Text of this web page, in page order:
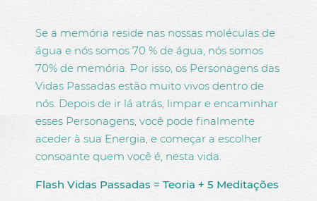
CONTACTOS
LOJA ONLINE
Se a memória reside nas nossas moléculas de
água e nós somos 70 % de água, nós somos
70% de memória. Por isso, os Personagens das
Vidas Passadas estão muito vivos dentro de
nós. Depois de ir lá atrás, limpar e encaminhar
esses Personagens, você pode finalmente
aceder à sua Energia, e começar a escolher
consoante quem você é, nesta vida.
Flash Vidas Passadas = Teoria + 5 Meditações
Mais de 200,00€